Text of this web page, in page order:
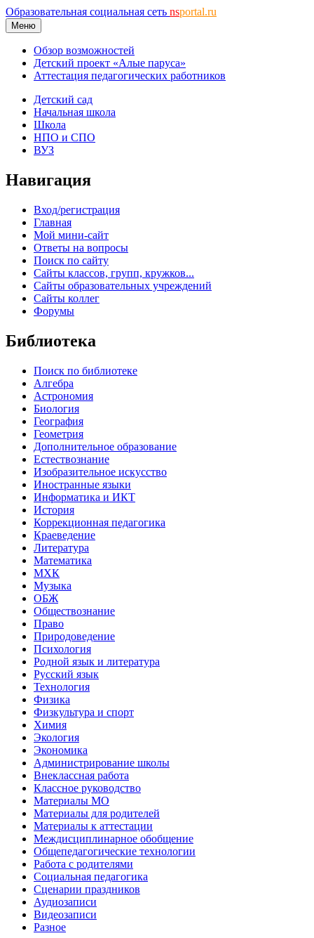
Образовательная социальная сеть nsportal.ru
Меню
Обзор возможностей
Детский проект «Алые паруса»
Аттестация педагогических работников
Детский сад
Начальная школа
Школа
НПО и СПО
ВУЗ
Навигация
Вход/регистрация
Главная
Мой мини-сайт
Ответы на вопросы
Поиск по сайту
Сайты классов, групп, кружков...
Сайты образовательных учреждений
Сайты коллег
Форумы
Библиотека
Поиск по библиотеке
Алгебра
Астрономия
Биология
География
Геометрия
Дополнительное образование
Естествознание
Изобразительное искусство
Иностранные языки
Информатика и ИКТ
История
Коррекционная педагогика
Краеведение
Литература
Математика
МХК
Музыка
ОБЖ
Обществознание
Право
Природоведение
Психология
Родной язык и литература
Русский язык
Технология
Физика
Физкультура и спорт
Химия
Экология
Экономика
Администрирование школы
Внеклассная работа
Классное руководство
Материалы МО
Материалы для родителей
Материалы к аттестации
Междисциплинарное обобщение
Общепедагогические технологии
Работа с родителями
Социальная педагогика
Сценарии праздников
Аудиозаписи
Видеозаписи
Разное